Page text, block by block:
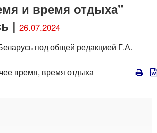
и время отдыха"
| 26.07.2024
под общей редакцией Г.А.
время, время отдыха